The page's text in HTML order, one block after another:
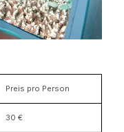
Preis pro Person
30 €